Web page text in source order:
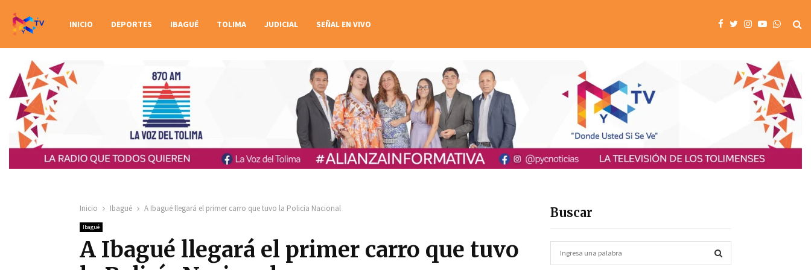
INICIO DEPORTES IBAGUÉ TOLIMA JUDICIAL SEÑAL EN VIVO
Inicio Ibagué A Ibagué llegará el primer carro que tuvo la Policía Nacional
Ibagué
A Ibagué llegará el primer carro que tuvo
Buscar